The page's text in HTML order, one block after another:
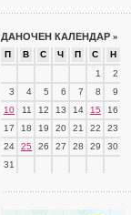
ДАНОЧЕН КАЛЕНДАР »
П В С Ч П С
Н
1
2
3
4 5 6 7 8
9
10
11 12 13 14 15
16
17
18 19 20 21 22
23
24
25 26 27 28 29
30
31